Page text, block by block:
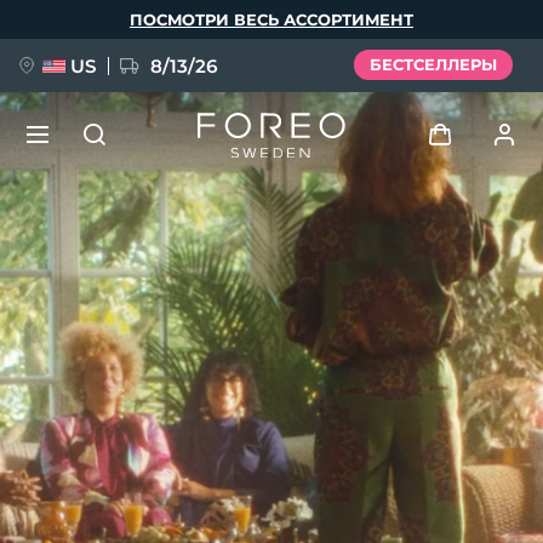
ПОСМОТРИ ВЕСЬ АССОРТИМЕНТ
US 8/13/26 БЕСТСЕЛЛЕРЫ
Войти
Профиль пользователя
Мои приборы
Мои заказы
Мои адреса
Мои подписки
НОВИНКА
FAQ™ Pure Beauty-Tech Elixir
BREAKING NEWS
issa™ Teeth Whitening Set
Язык
English Deutsch
Español
Français
Italiano
Português
Polski
Svenska
Türkçe
简体中文 繁體中文